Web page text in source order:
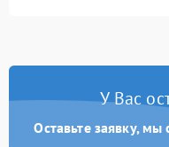
Проблемы с набором
Не работает сушилка
У Вас
Оставьте заявку,